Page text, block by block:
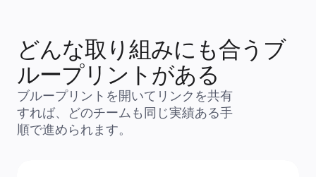
コミュニティーとサポート
ヘルプセンター
イベント
コミュニティー
ブログ
パートナーとサービス
Miro プロフェッショナル サービス
ソリューション パートナー
料金プラン
どんな取り組みにも合うブ
ループリントがある
ブループリントを開いてリンクを共有
すれば、どのチームも同じ実績ある手
順で進められます。